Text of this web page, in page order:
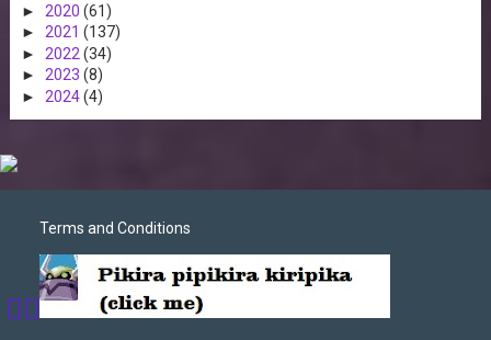
► 2020 (61)
► 2021 (137)
► 2022 (34)
► 2023 (8)
► 2024(4)
Terms and Conditions